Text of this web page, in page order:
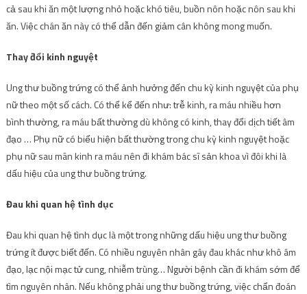
cả sau khi ăn một lượng nhỏ hoặc khó tiêu, buồn nôn hoặc nôn sau khi
ăn. Việc chán ăn này có thể dẫn đến giảm cân không mong muốn.
Thay đổi kinh nguyệt
Ung thư buồng trứng có thể ảnh hưởng đến chu kỳ kinh nguyệt của phụ
nữ theo một số cách. Có thể kể đến như: trễ kinh, ra máu nhiều hơn
bình thường, ra máu bất thường dù không có kinh, thay đổi dịch tiết âm
đạo … Phụ nữ có biểu hiện bất thường trong chu kỳ kinh nguyệt hoặc
phụ nữ sau mãn kinh ra máu nên đi khám bác sĩ sản khoa vì đôi khi là
dấu hiệu của ung thư buồng trứng.
Đau khi quan hệ tình dục
Đau khi quan hệ tình dục là một trong những dấu hiệu ung thư buồng
trứng ít được biết đến. Có nhiều nguyên nhân gây đau khác như khô âm
đạo, lạc nội mạc tử cung, nhiễm trùng… Người bệnh cần đi khám sớm để
tìm nguyên nhân. Nếu không phải ung thư buồng trứng, việc chẩn đoán